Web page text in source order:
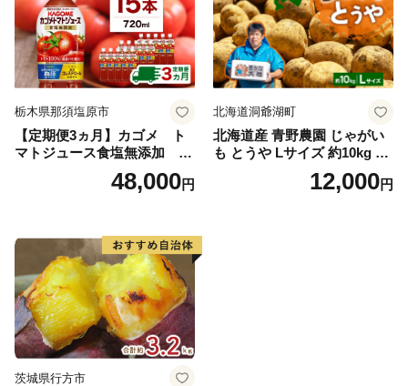
栃木県那須塩原市
【定期便3ヵ月】カゴメ ト
マトジュース食塩無添加 72
0ml PET×15本 1ケース 毎月
届く 3ヵ月 3回コース ns001-
48,000円
北海道洞爺湖町
北海道産 青野農園 じゃがい
も とうや Lサイズ 約10kg 20
26年10月初旬～12月下旬頃お
届け 先行予約 北海道 ジャガ
12,000円
茨城県行方市